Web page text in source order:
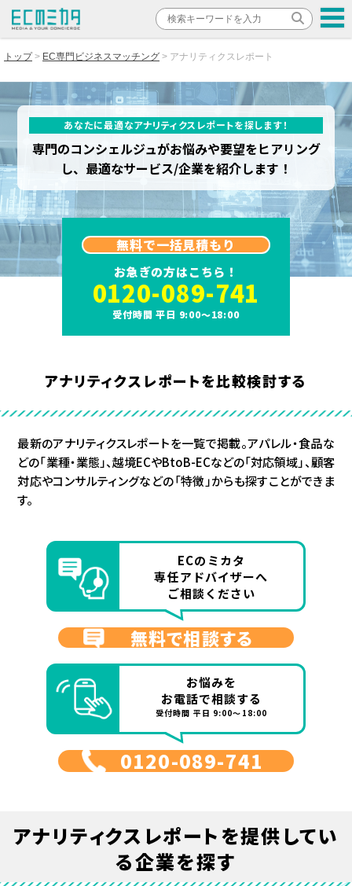
トップ EC専門ビジネスマッチング アナリティクスレポート
あなたに最適なアナリティクスレポートを探します！
専門のコンシェルジュがお悩みや要望をヒアリング
し、最適なサービス/企業を紹介します！
無料で一括見積もり
お急ぎの方はこちら！
0120-089-741
受付時間 平日 9:00～18:00
アナリティクスレポートを比較検討する
最新のアナリティクスレポートを一覧で掲載。アパレル・食品な
どの「業種・業態」、越境ECやBtoB-ECなどの「対応領域」、顧客
対応やコンサルティングなどの「特徴」からも探すことができま
す。
ECのミカタ
専任アドバイザーへ
ご相談ください
無料で相談する
お悩みを
お電話で相談する
受付時間 平日 9:00～18:00
0120-089-741
アナリティクスレポートを提供してい
る企業を探す